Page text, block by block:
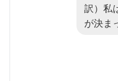
訳）私
が決ま